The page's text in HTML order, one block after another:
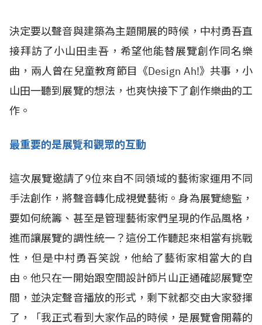
決定要以聲音與建築為主題開展的時候，中村勇吾直
接拜訪了小山田圭吾，希望他能替展覽創作同名樂
曲，兩人曾在兒童教育節目《Design Ah!》共事，小
山田一聽到展覽的想法，也爽快接下了創作樂曲的工
作。
最重要的是展覽和觀眾的互動
這次展覽邀請了9位來自不同領域的藝術家運用不同
手法創作，將聲音轉化成視覺藝術。身為展覽總監，
要如何統籌、甚至是管理藝術家們呈現的作品風格，
進而讓展覽的調性統一？這份工作聽起來相當有挑戰
性，但是中村勇吾笑說，他給了藝術家相當大的自
由。他只在一開始跟空間設計師片山正通確認展覽空
間，並決定聲音播放的形式，剩下就都交由大家發揮
了，「我正式看到大家作品的時候，是展覽會開幕的